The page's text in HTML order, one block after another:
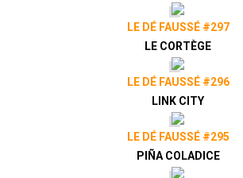
LE DÉ FAUSSÉ #297
LE CORTÈGE
LE DÉ FAUSSÉ #296
LINK CITY
LE DÉ FAUSSÉ #295
PIÑA COLADICE